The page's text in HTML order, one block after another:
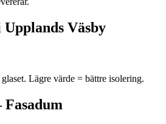
Upplands Väsby
Lägre värde = bättre isolering.
Fasadum